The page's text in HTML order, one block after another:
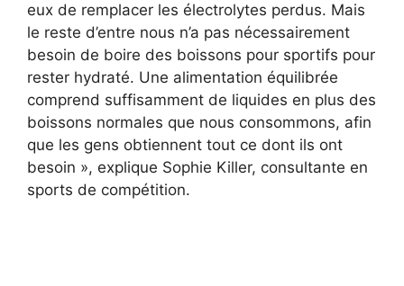
eux de remplacer les électrolytes perdus. Mais
le reste d’entre nous n’a pas nécessairement
besoin de boire des boissons pour sportifs pour
rester hydraté. Une alimentation équilibrée
comprend suffisamment de liquides en plus des
boissons normales que nous consommons, afin
que les gens obtiennent tout ce dont ils ont
besoin », explique Sophie Killer, consultante en
sports de compétition.